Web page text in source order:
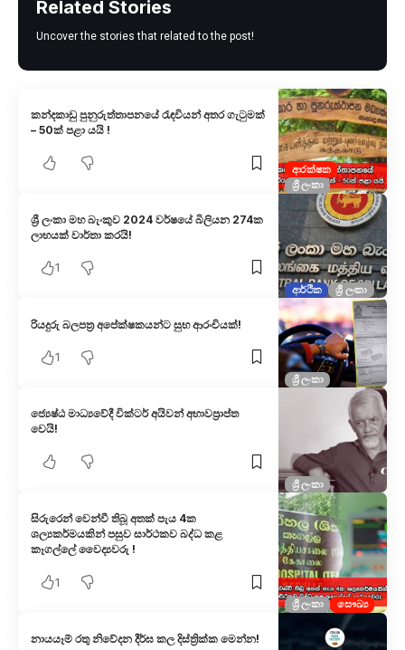
Related Stories
Uncover the stories that related to the post!
ආරක්ෂක
ශ්‍රී ලංකා
කන්දකාඩු පුනුරුත්තාපනයේ රැඳවියන් අතර ගැටුමක්
– 50ක් පළා යයි !
ආර්ථික ශ්‍රී ලංකා
ශ්‍රී ලංකා මහ බැංකුව 2024 වර්ෂයේ බිලියන 274ක
ලාභයක් වාර්තා කරයි!
1
ශ්‍රී ලංකා
රියදුරු බලපත්‍ර අපේක්ෂකයන්ට සුභ ආරංචියක්!
1
ශ්‍රී ලංකා
ජ්‍යෙෂ්ඨ මාධ්‍යවේදී වික්ටර් අයිවන් අභාවප්‍රාප්ත
වෙයි!
ශ්‍රී ලංකා සෞඛ්‍ය
සිරුරෙන් වෙන්වී තිබූ අතක් පැය 4ක
ශල්‍යකර්මයකින් පසුව සාර්ථකව බද්ධ කළ
කෑගල්ලේ වෛද්‍යවරු !
1
නායයෑම් රතු නිවේදන දීර්ඝ කල දිස්ත්‍රික්ක මෙන්න!